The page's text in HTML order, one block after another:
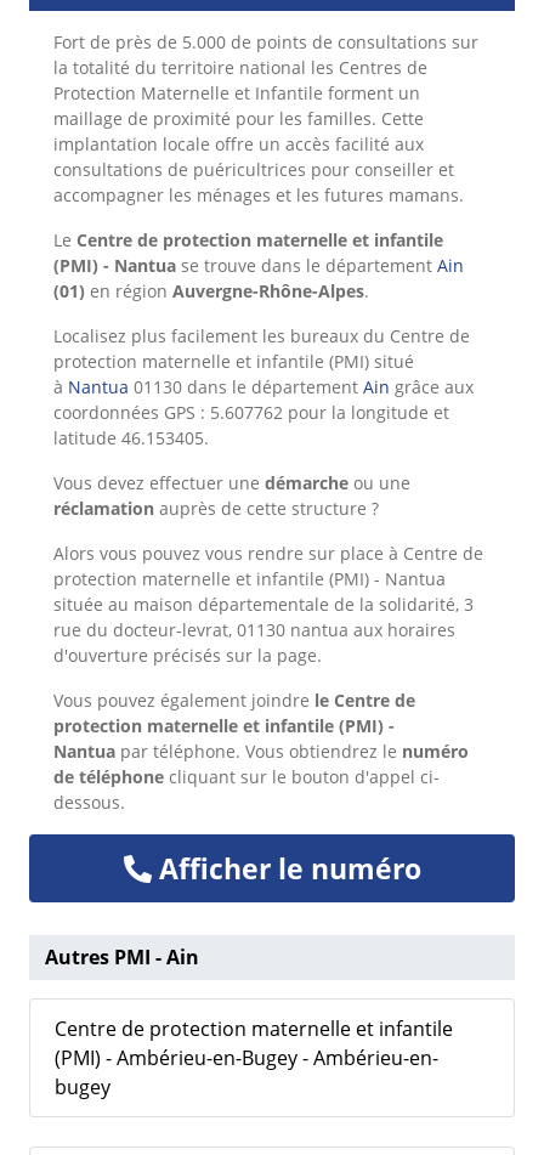
Fort de près de 5.000 de points de consultations sur
la totalité du territoire national les Centres de
Protection Maternelle et Infantile forment un
maillage de proximité pour les familles. Cette
implantation locale offre un accès facilité aux
consultations de puéricultrices pour conseiller et
accompagner les ménages et les futures mamans.
Le Centre de protection maternelle et infantile
(PMI) - Nantua se trouve dans le département Ain
(01) en région Auvergne-Rhône-Alpes.
Localisez plus facilement les bureaux du Centre de
protection maternelle et infantile (PMI) situé
à Nantua 01130 dans le département Ain grâce aux
coordonnées GPS : 5.607762 pour la longitude et
latitude 46.153405.
Vous devez effectuer une démarche ou une
réclamation auprès de cette structure ?
Alors vous pouvez vous rendre sur place à Centre de
protection maternelle et infantile (PMI) - Nantua
située au maison départementale de la solidarité, 3
rue du docteur-levrat, 01130 nantua aux horaires
d'ouverture précisés sur la page.
Vous pouvez également joindre le Centre de
protection maternelle et infantile (PMI) -
Nantua par téléphone. Vous obtiendrez le numéro
de téléphone cliquant sur le bouton d'appel ci-
dessous.
Afficher le numéro
Autres PMI - Ain
Centre de protection maternelle et infantile
(PMI) - Ambérieu-en-Bugey - Ambérieu-en-
bugey